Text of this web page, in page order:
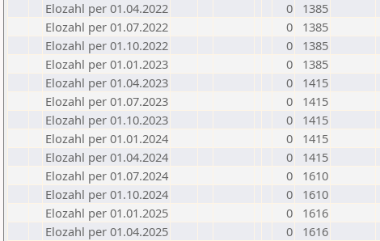
Elozahl per 01.04.2022
0
1385
Elozahl per 01.07.2022
0
1385
Elozahl per 01.10.2022
0
1385
Elozahl per 01.01.2023
0
1385
Elozahl per 01.04.2023
0
1415
Elozahl per 01.07.2023
0
1415
Elozahl per 01.10.2023
0
1415
Elozahl per 01.01.2024
0
1415
Elozahl per 01.04.2024
0
1415
Elozahl per 01.07.2024
0
1610
Elozahl per 01.10.2024
0
1610
Elozahl per 01.01.2025
0
1616
Elozahl per 01.04.2025
0
1616